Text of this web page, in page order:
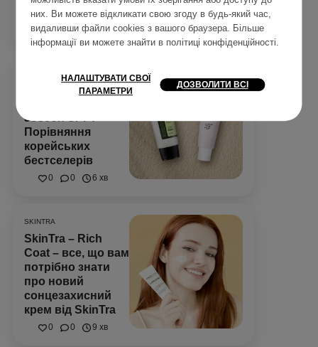
них. Ви можете відкликати свою згоду в будь-який час,
видаливши файли cookies з вашого браузера. Більше
інформації ви можете знайти в політиці конфіденційності.
НАЛАШТУВАТИ СВОЇ
ПАРАМЕТРИ
ДОЗВОЛИТИ ВСІ
4 0 7 хв
Cosrx Aloe SPF 50
Joseon SPF?
Порівняння
корейських
бестселерів
0 0 6 хв
SKINTRA
SkinTra – Rich
Coat – все, що вам
потрібно знати
про новий
сонцезахисний
крем від SkinTra
0 0 9 хв